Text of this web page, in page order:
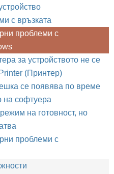
с връзката
проблеми с
за устройството не се
(Принтер)
се появява по време
на софтуера
на готовност, но
проблеми с